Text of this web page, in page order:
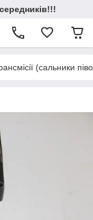
(сальники